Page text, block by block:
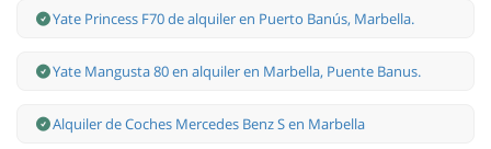
Yate Princess F70 de alquiler en Puerto Banús, Marbella.
Yate Mangusta 80 en alquiler en Marbella, Puente Banus.
Alquiler de Coches Mercedes Benz S en Marbella